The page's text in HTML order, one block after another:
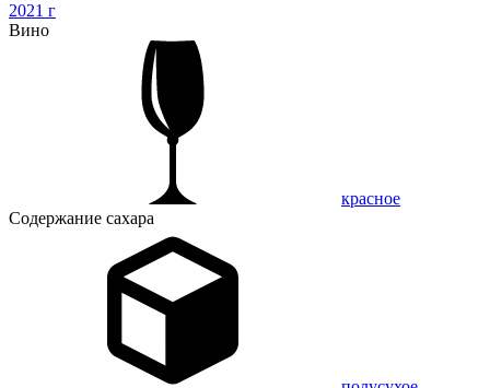
2021 г
Вино
красное
Содержание сахара